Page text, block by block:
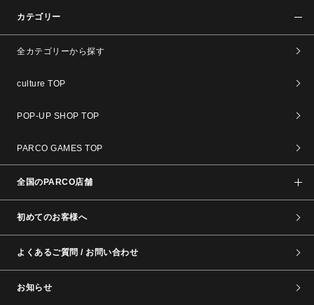
カテゴリー
全カテゴリーから探す
culture TOP
POP-UP SHOP TOP
PARCO GAMES TOP
全国のPARCO店舗
初めてのお客様へ
よくあるご質問 / お問い合わせ
お知らせ